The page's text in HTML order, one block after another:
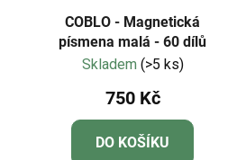
COBLO - Magnetická
písmena malá - 60 dílů
Skladem (>5 ks)
750 Kč
DO KOŠÍKU